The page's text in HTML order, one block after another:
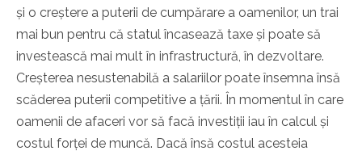
și o creștere a puterii de cumpărare a oamenilor, un trai
mai bun pentru că statul încasează taxe și poate să
investească mai mult în infrastructură, în dezvoltare.
Creșterea nesustenabilă a salariilor poate însemna însă
scăderea puterii competitive a țării. În momentul în care
oamenii de afaceri vor să facă investiții iau în calcul și
costul forței de muncă. Dacă însă costul acesteia